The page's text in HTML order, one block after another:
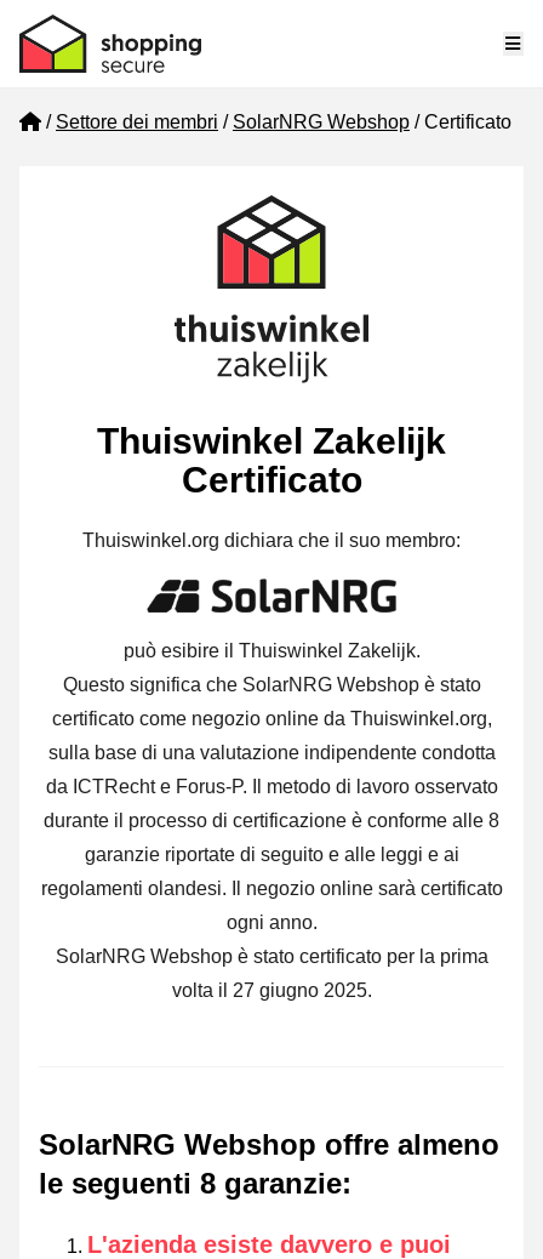
Home
Settore dei membri SolarNRG Webshop Certificato
Thuiswinkel Zakelijk
Certificato
Thuiswinkel.org dichiara che il suo membro:
può esibire il Thuiswinkel Zakelijk.
Questo significa che SolarNRG Webshop è stato
certificato come negozio online da Thuiswinkel.org,
sulla base di una valutazione indipendente condotta
da ICTRecht e Forus-P.
Il metodo di lavoro osservato
durante il processo di certificazione è conforme alle 8
garanzie riportate di seguito e alle leggi e ai
regolamenti olandesi. Il negozio online sarà certificato
ogni anno.
SolarNRG Webshop è stato certificato per la prima
volta il 27 giugno 2025.
SolarNRG Webshop offre almeno
le seguenti 8 garanzie:
L'azienda esiste davvero e puoi